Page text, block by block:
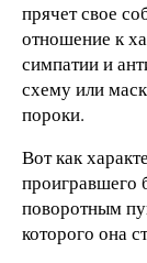
прячет свое
отношение к
симпатии и
схему или
пороки.
Вот как
проигравшего
поворотным
которого она